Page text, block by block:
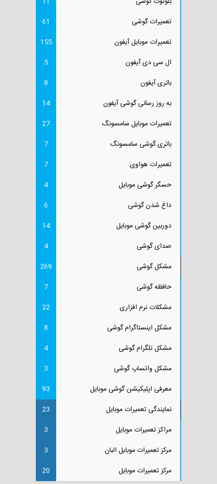
تعمیرات گوشی
61
تعمیرات موبایل آیفون
155
ال سی دی آیفون
5
باتری آیفون
8
به روز رسانی گوشی آیفون
14
تعمیرات موبایل سامسونگ
27
باتری گوشی سامسونگ
7
تعمیرات هواوی
7
حسگر گوشی موبایل
4
داغ شدن گوشی
6
دوربین گوشی موبایل
14
صدای گوشی
4
مشکل گوشی
269
حافظه گوشی
7
مشکلات نرم افزاری
22
مشکل اینستاگرام گوشی
8
مشکل تلگرام گوشی
4
مشکل واتساپ گوشی
3
معرفی اپلیکیشن گوشی موبایل
93
نمایندگی تعمیرات موبایل
23
مراکز تعمیرات موبایل
3
مرکز تعمیرات موبایل البان
3
مرکز تعمیرات موبایل
20